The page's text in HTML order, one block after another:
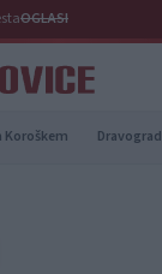
OGLASI
Koroškem Dravograd